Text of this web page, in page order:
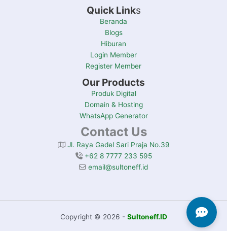
Beranda
Blogs
Hiburan
Login Member
Register Member
Our Products
Produk Digital
Domain & Hosting
WhatsApp Generator
Contact Us
Jl. Raya Gadel Sari Praja No.39
+62 8 7777 233 595
email@sultoneff.id